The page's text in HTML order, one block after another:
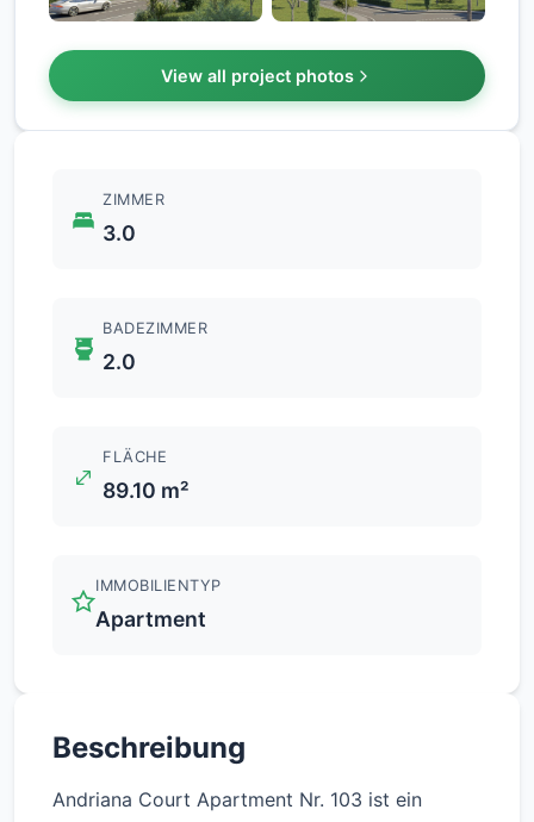
+7
View all project photos
ZIMMER
3.0
BADEZIMMER
2.0
FLÄCHE
89.10 m²
IMMOBILIENTYP
Apartment
Beschreibung
Andriana Court Apartment Nr. 103 ist ein